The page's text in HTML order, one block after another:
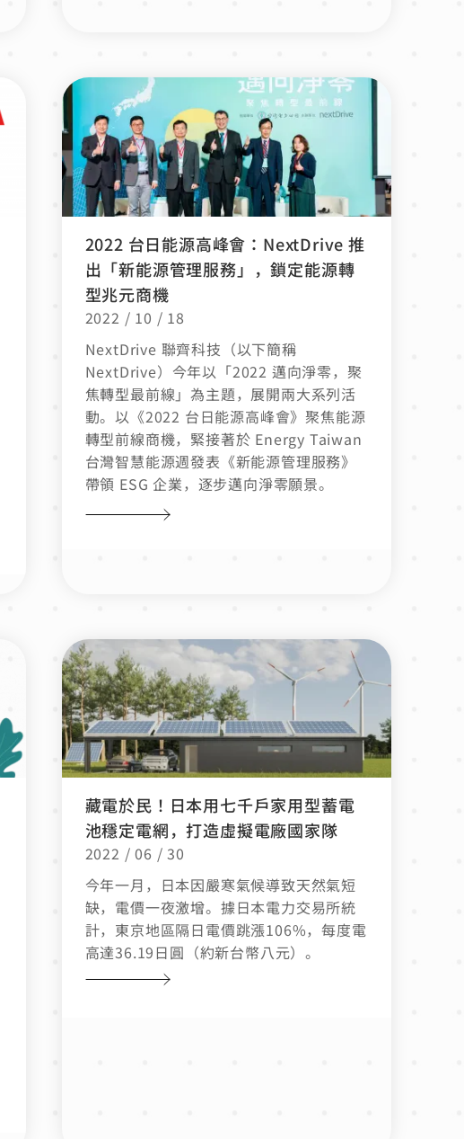
2022 台日能源高峰會：NextDrive 推
出「新能源管理服務」，鎖定能源轉
型兆元商機
2022 / 10 / 18
NextDrive 聯齊科技（以下簡稱
NextDrive）今年以「2022 邁向淨零，聚
焦轉型最前線」為主題，展開兩大系列活
動。以《2022 台日能源高峰會》聚焦能源
轉型前線商機，緊接著於 Energy Taiwan
台灣智慧能源週發表《新能源管理服務》
帶領 ESG 企業，逐步邁向淨零願景。
藏電於民！日本用七千戶家用型蓄電
池穩定電網，打造虛擬電廠國家隊
2022 / 06 / 30
今年一月，日本因嚴寒氣候導致天然氣短
缺，電價一夜激增。據日本電力交易所統
計，東京地區隔日電價跳漲106%，每度電
高達36.19日圓（約新台幣八元）。